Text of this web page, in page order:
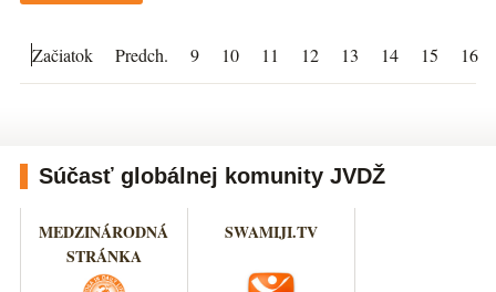
Začiatok Predch. 9 10 11 12 13 14 15 16
Súčasť globálnej komunity JVDŽ
MEDZINÁRODNÁ
STRÁNKA
SWAMIJI.TV